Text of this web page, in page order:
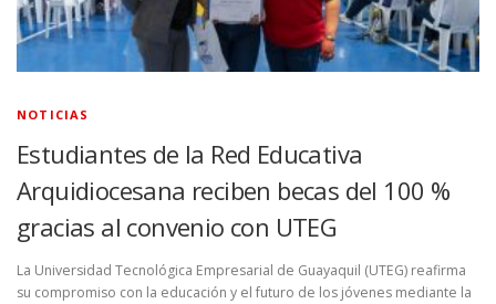
NOTICIAS
Estudiantes de la Red Educativa
Arquidiocesana reciben becas del 100 %
gracias al convenio con UTEG
La Universidad Tecnológica Empresarial de Guayaquil (UTEG) reafirma
su compromiso con la educación y el futuro de los jóvenes mediante la